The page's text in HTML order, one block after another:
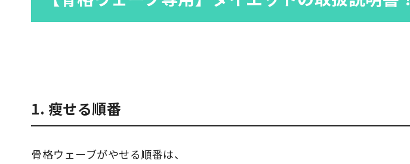
1. 瘦せる順番
骨格ウェーブがやせる順番は、